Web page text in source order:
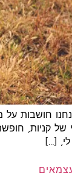
חושבות
קניות,
[…]